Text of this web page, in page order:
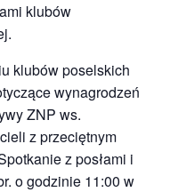
klubów
klubów poselskich
wynagrodzeń
ZNP ws.
z przeciętnym
z posłami i
o godzinie 11:00 w